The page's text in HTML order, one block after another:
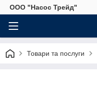
ООО "Насос Трейд"
Товари та послуги